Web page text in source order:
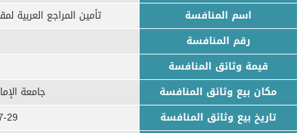
اسم المنافسة
تأمين المراجع العربية
رقم المنافسة
قيمة وثائق المنافسة
مكان بيع وثائق المنافسة
جامعة
تاريخ بيع وثائق المنافسة
03-02